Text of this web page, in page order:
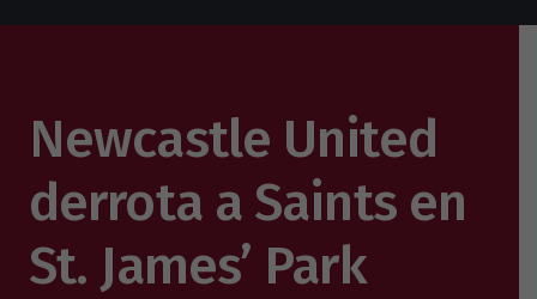
Newcastle United
derrota a Saints en
St. James’ Park